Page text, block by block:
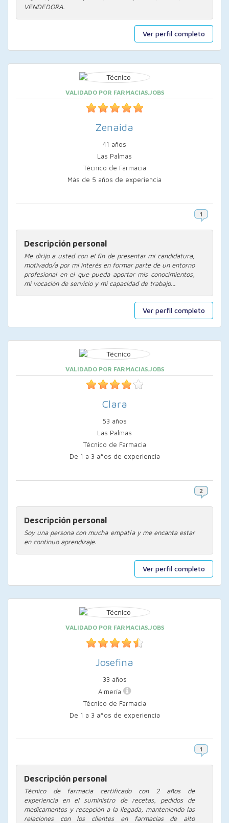
Ver perfil completo
VENDEDORA.
Ver perfil completo
VALIDADO POR FARMACIAS.JOBS
Zenaida
41 años
Las Palmas
Técnico de Farmacia
Más de 5 años de experiencia
Descripción personal
Me dirijo a usted con el fin de presentar mi candidatura,
motivado/a por mi interés en formar parte de un entorno
profesional en el que pueda aportar mis conocimientos,
mi vocación de servicio y mi capacidad de trabajo...
Ver perfil completo
VALIDADO POR FARMACIAS.JOBS
Clara
53 años
Las Palmas
Técnico de Farmacia
De 1 a 3 años de experiencia
Descripción personal
Soy una persona con mucha empatía y me encanta estar
en continuo aprendizaje.
VALIDADO POR FARMACIAS.JOBS
Josefina
33 años
Almería
Técnico de Farmacia
De 1 a 3 años de experiencia
Descripción personal
Técnico de farmacia certificado con 2 años de
experiencia en el suministro de recetas, pedidos de
medicamentos y recepción a la llegada, manteniendo las
relaciones con los clientes en farmacias de alto